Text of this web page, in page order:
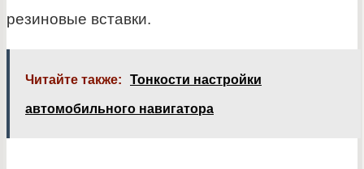
резиновые вставки.
Читайте также: Тонкости настройки
автомобильного навигатора